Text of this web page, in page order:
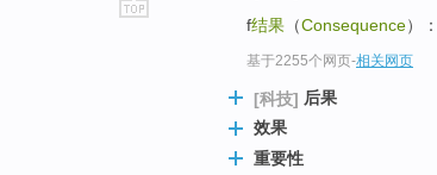
f结果 （Consequence）
基于2255个网页-相关网页
[科技] 后果
效果
重要性